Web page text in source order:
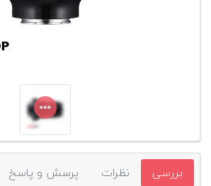
بررسی نظرات پرسش و پاسخ